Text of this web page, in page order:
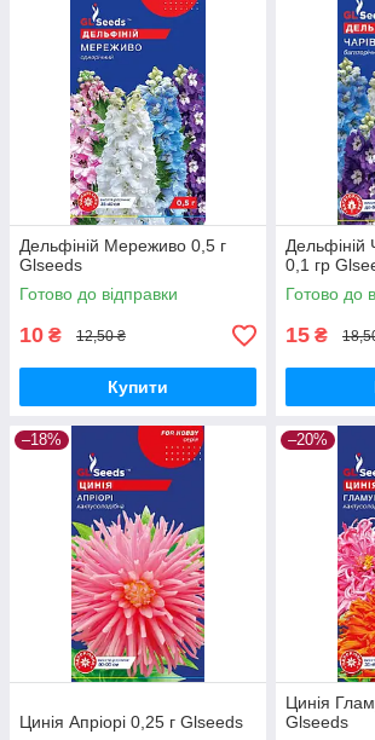
Дельфіній Мереживо 0,5 г
Glseeds
Готово до відправки
10 ₴ 12,50 ₴
Купити
Дельфіній
0,1 гр
Готово до
15 ₴
–18%
Цинія Апріорі 0,25 г Glseeds
–20%
Цинія
Glseeds